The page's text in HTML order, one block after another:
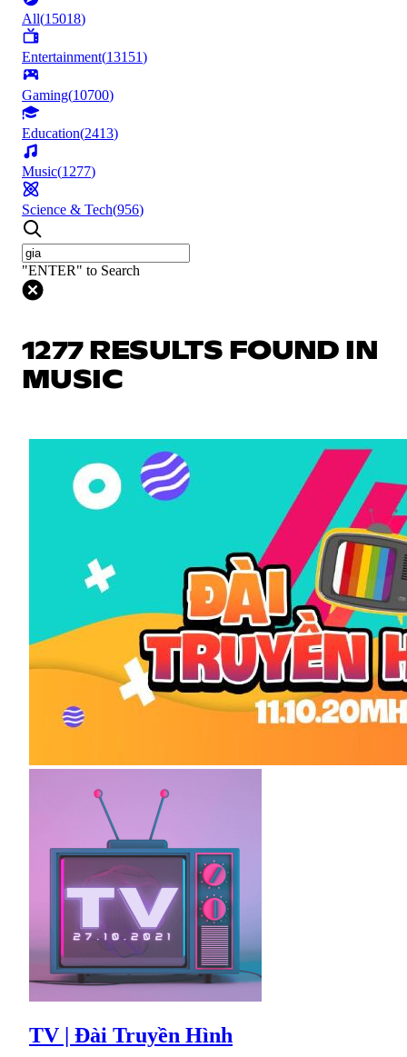
All(15018)
Entertainment(13151)
Gaming(10700)
Education(2413)
Music(1277)
Science & Tech(956)
"ENTER" to Search
1277 RESULTS FOUND IN
MUSIC
TV | Đài Truyền Hình